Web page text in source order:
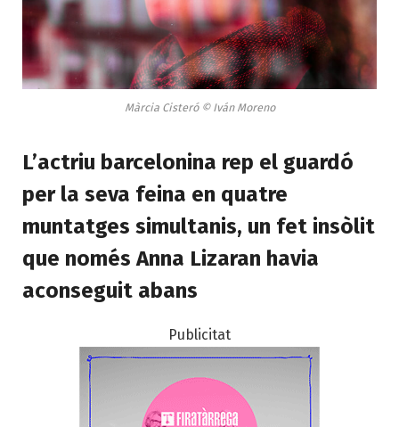
Màrcia Cisteró © Iván Moreno
L’actriu barcelonina rep el guardó
per la seva feina en quatre
muntatges simultanis, un fet insòlit
que només Anna Lizaran havia
aconseguit abans
Publicitat